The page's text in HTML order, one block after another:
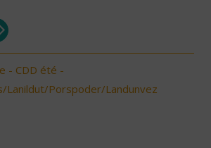
- CDD été -
Lanildut/Porspoder/Landunvez